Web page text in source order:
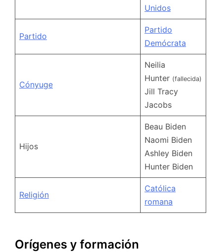
Unidos
Partido
Partido
Demócrata
Cónyuge
Neilia
Hunter (fallecida)
Jill Tracy
Jacobs
Hijos
Beau Biden
Naomi Biden
Ashley Biden
Hunter Biden
Religión
Católica
romana
Orígenes y formación